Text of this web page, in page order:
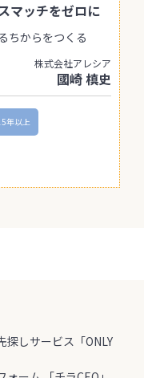
マッチをゼロに
ちからをつくる
株式会社アレシア
國崎 槙史
年以上
探しサービス「ONLY